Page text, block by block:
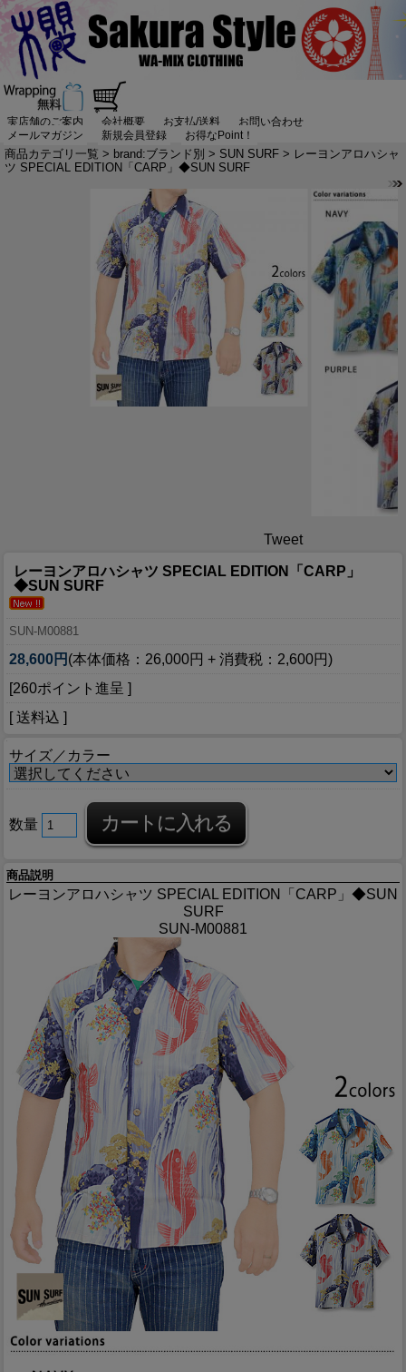
実店舗のご案内 会社概要 お支払/送料
お問い合わせ
メールマガジン
新規会員登録 お得なPoint！
商品カテゴリ一覧 > brand:ブランド別 > SUN SURF > レーヨンアロハシャ
ツ SPECIAL EDITION「CARP」◆SUN SURF
Tweet
レーヨンアロハシャツ SPECIAL EDITION「CARP」
◆SUN SURF
SUN-M00881
28,600円 (本体価格：26,000円 + 消費税：2,600円)
[260ポイント進呈 ]
[ 送料込 ]
サイズ／カラー
数量
商品説明
レーヨンアロハシャツ SPECIAL EDITION「CARP」◆SUN
SURF
SUN-M00881